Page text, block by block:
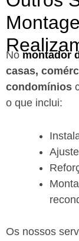
No montador
casas,
condomínios
o que inclui:
Os nossos